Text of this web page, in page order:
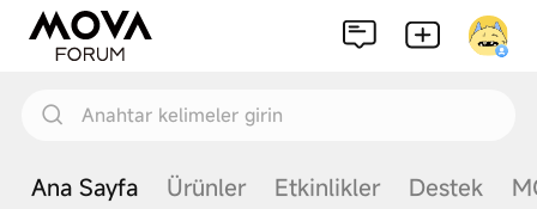
Anahtar kelimeler girin
Ana Sayfa Ürünler Etkinlikler Destek